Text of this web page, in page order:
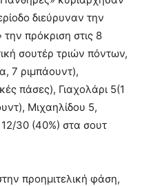
διεύρυναν την
πρόκριση στις 8
σουτέρ τριών πόντων,
7 ριμπάουντ),
πάσες), Γιαχολάρι 5(1
Μιχαηλίδου 5,
30 (40%) στα σουτ
προημιτελική φάση,